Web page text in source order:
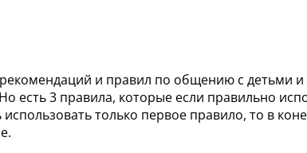
и правил по общению с детьми
есть 3 правила, которые если правильно
только первое правило, то в